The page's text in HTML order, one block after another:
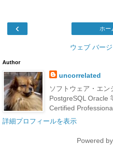
‹ ホー
ウェブ バー
Author
uncorrelated
ソフトウェア・エ
PostgreSQL Oracle
Certified
詳細プロフィールを表示
Powered by